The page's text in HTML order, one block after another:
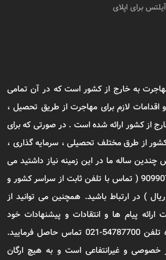
آیلتس برای اپلای
به خارج از کشور است که در آن تمامی
اقدامات لازم برای مهاجرت از طریق تحصیل ،
از کشور ارائه شده است . در صورتی که برای
از طرق مختلف تحصیلی ، سرمایه گذاری ،
چندین ساله ما در این زمینه نیاز داشتید می
توانید با شماره تلفن 9099075305 ( تماس با تلفن ثابت از سراسر کشور و
ازای هر دقیقه 470000 ریال ) در ارتباط باشید. همچنین می توانید از
ارائه پیام ها و انتقادات و پیشنهادات خود
استفاده نموده و یا با شماره تلفن 54787700-021 تماس حاصل فرمایید.
خصوصی و غیرانتفاعی است و به هیچ ارگان